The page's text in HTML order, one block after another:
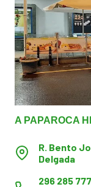
A PAPAROCA
R. Bento
Delgada
296 285 777